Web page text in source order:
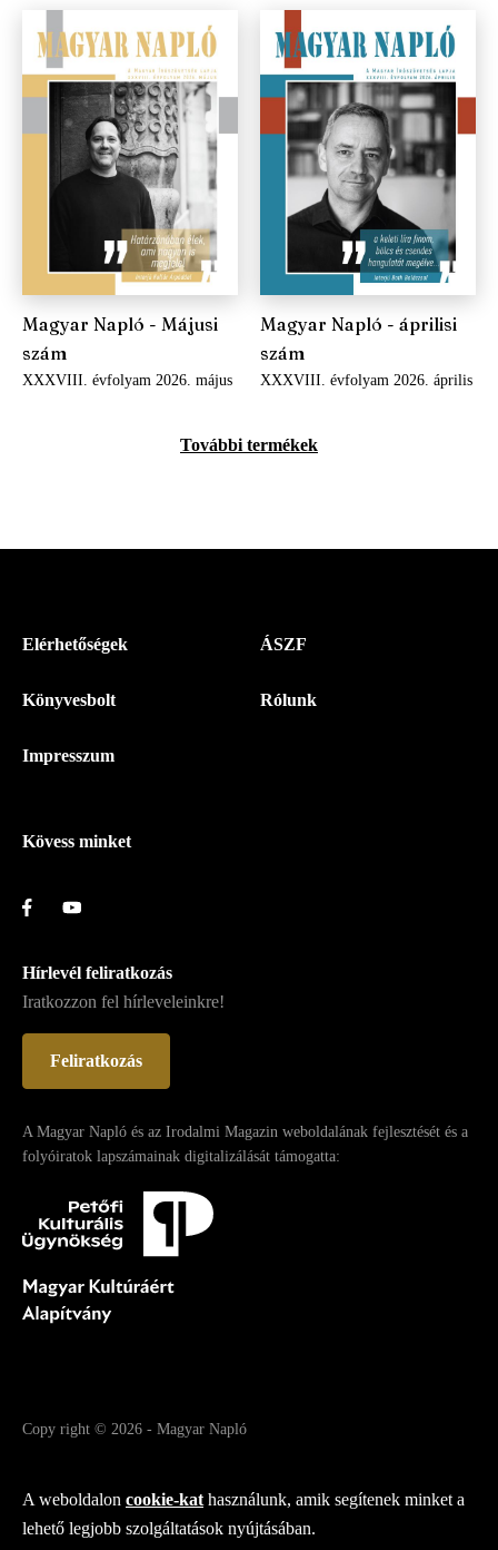
Magyar Napló - Májusi
szám
XXXVIII. évfolyam 2026. május
Magyar Napló - áprilisi
szám
XXXVIII. évfolyam 2026. április
További termékek
Menü
Magyar
-
Elérhetőségek
Könyvesbolt
Impresszum
ÁSZF
Rólunk
Kövess minket
Hírlevél feliratkozás
Iratkozzon fel hírleveleinkre!
Feliratkozás
A Magyar Napló és az Irodalmi Magazin weboldalának fejlesztését és a
folyóiratok lapszámainak digitalizálását támogatta:
Copy right © 2026 - Magyar Napló
Fejlesztette az Integral Vision Kft.
A weboldalon cookie-kat használunk, amik segítenek minket a
lehető legjobb szolgáltatások nyújtásában.